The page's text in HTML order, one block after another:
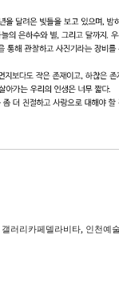
갤러리카페델라비타, 인천예